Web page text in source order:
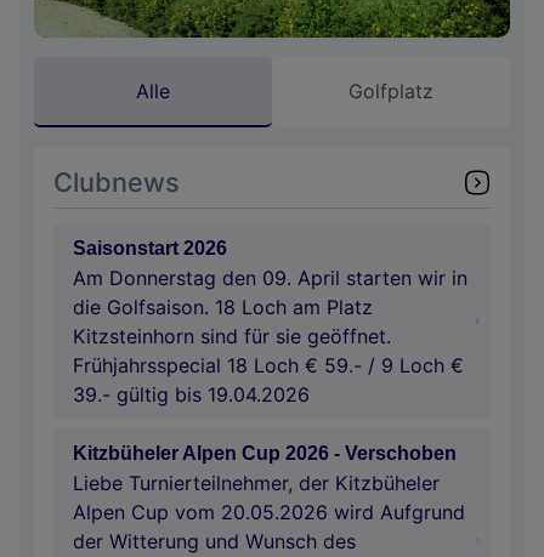
Alle Golfplatz
Clubnews
Saisonstart 2026
Am Donnerstag den 09. April starten wir in
die Golfsaison. 18 Loch am Platz
Kitzsteinhorn sind für sie geöffnet.
Frühjahrsspecial 18 Loch € 59.- / 9 Loch €
39.- gültig bis 19.04.2026
Kitzbüheler Alpen Cup 2026 - Verschoben
Liebe Turnierteilnehmer, der Kitzbüheler
Alpen Cup vom 20.05.2026 wird Aufgrund
der Witterung und Wunsch des